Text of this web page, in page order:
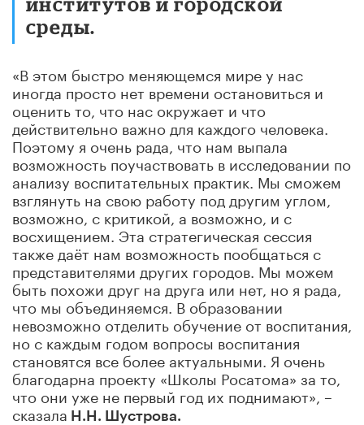
среды.
«В этом быстро меняющемся мире у нас
иногда просто нет времени остановиться и
оценить то, что нас окружает и что
действительно важно для каждого человека.
Поэтому я очень рада, что нам выпала
возможность поучаствовать в исследовании по
анализу воспитательных практик. Мы сможем
взглянуть на свою работу под другим углом,
возможно, с критикой, а возможно, и с
восхищением. Эта стратегическая сессия
также даёт нам возможность пообщаться с
представителями других городов. Мы можем
быть похожи друг на друга или нет, но я рада,
что мы объединяемся. В образовании
невозможно отделить обучение от воспитания,
но с каждым годом вопросы воспитания
становятся все более актуальными. Я очень
благодарна проекту «Школы Росатома» за то,
что они уже не первый год их поднимают», –
сказала Н.Н. Шустрова.